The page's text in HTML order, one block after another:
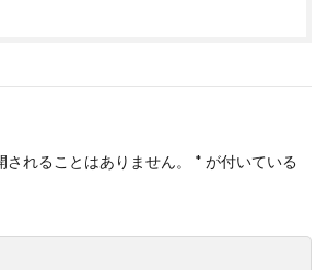
れることはありません。 * が付いている